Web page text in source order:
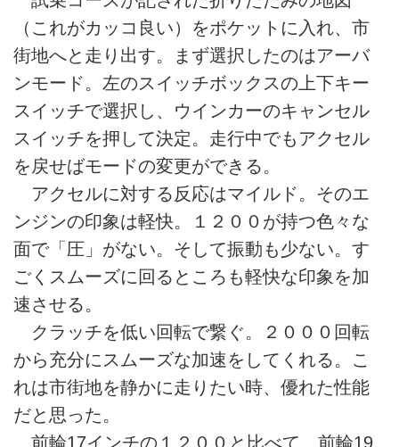
（これがカッコ良い）をポケットに入れ、市
街地へと走り出す。まず選択したのはアーバ
ンモード。左のスイッチボックスの上下キー
スイッチで選択し、ウインカーのキャンセル
スイッチを押して決定。走行中でもアクセル
を戻せばモードの変更ができる。
アクセルに対する反応はマイルド。そのエ
ンジンの印象は軽快。１２００が持つ色々な
面で「圧」がない。そして振動も少ない。す
ごくスムーズに回るところも軽快な印象を加
速させる。
クラッチを低い回転で繋ぐ。２０００回転
から充分にスムーズな加速をしてくれる。こ
れは市街地を静かに走りたい時、優れた性能
だと思った。
前輪17インチの１２００と比べて、前輪19